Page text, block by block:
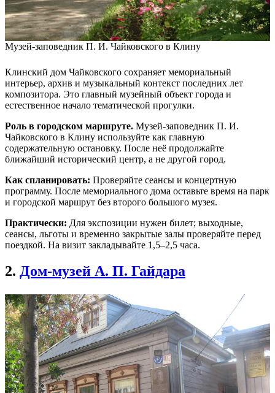
Музей-заповедник П. И. Чайковского в Клину
Клинский дом Чайковского сохраняет мемориальный
интерьер, архив и музыкальный контекст последних лет
композитора. Это главный музейный объект города и
естественное начало тематической прогулки.
Роль в городском маршруте. Музей-заповедник П. И.
Чайковского в Клину используйте как главную
содержательную остановку. После неё продолжайте
ближайший исторический центр, а не другой город.
Как спланировать: Проверяйте сеансы и концертную
программу. После мемориального дома оставьте время на парк
и городской маршрут без второго большого музея.
Практически: Для экспозиции нужен билет; выходные,
сеансы, льготы и временно закрытые залы проверяйте перед
поездкой. На визит закладывайте 1,5–2,5 часа.
2. Дом-музей А. П. Гайдара